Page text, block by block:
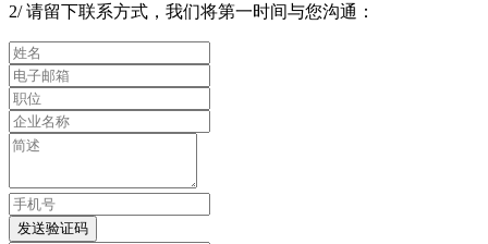
2/请留下联系方式，我们将第一时间与您沟通：
发送验证码